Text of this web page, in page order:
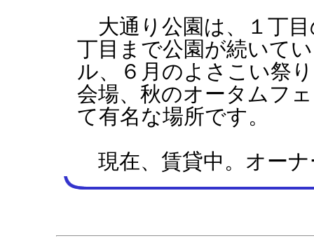
大通り公園は、１丁
丁目まで公園が続いて
ル、６月のよさこい祭
会場、秋のオータムフ
て有名な場所です。
現在、賃貸中。オー